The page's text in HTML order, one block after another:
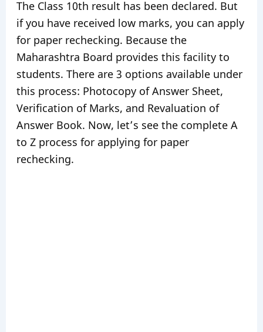
The Class 10th result has been declared. But
if you have received low marks, you can apply
for paper rechecking. Because the
Maharashtra Board provides this facility to
students. There are 3 options available under
this process: Photocopy of Answer Sheet,
Verification of Marks, and Revaluation of
Answer Book. Now, let’s see the complete A
to Z process for applying for paper
rechecking.